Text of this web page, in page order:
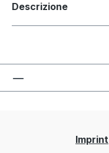
Descrizione
Imprint